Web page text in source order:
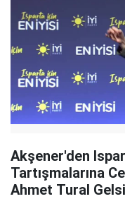
Akşener'den
Tartışmalarına
Ahmet Tural